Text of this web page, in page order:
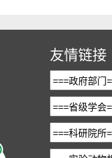
友情链接